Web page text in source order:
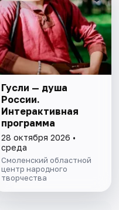
Гусли — душа
России.
Интерактивная
программа
28 октября 2026 •
среда
Смоленский областной
центр народного
творчества